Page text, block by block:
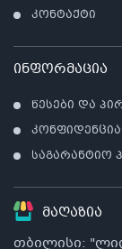
კონტაქტი
ინფორმაცია
წესები და
საგარანტიო
მაღაზია
თბილისი: